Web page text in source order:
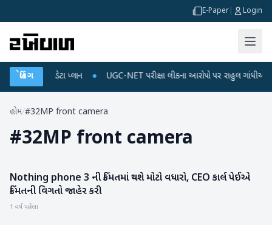
E-Paper Login
બ્રેકિંગઅને ડેટા પ્લાન ● UGC-NET પરીક્ષા લીકના આરોપો પર રાહુલ ગાંધીએ કેન્દ્ર
હોમ/#32MP front camera
#32MP front camera
ગેજેટ
Nothing phone 3 ની કિંમતમાં થશે મોટો વધારો, CEO કાર્લ પેઈએ
કિંમતની વિગતો જાહેર કરી
1 વર્ષ પહેલા